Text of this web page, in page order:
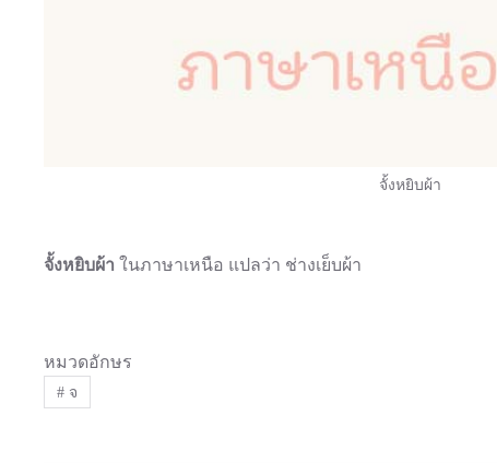
จั้งหยิบผ้า
จั้งหยิบผ้า ในภาษาเหนือ แปลว่า ช่างเย็บผ้า
หมวดอักษร
#จ